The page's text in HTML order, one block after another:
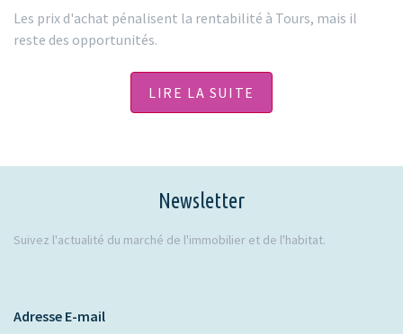
Les prix d'achat pénalisent la rentabilité à Tours, mais il
reste des opportunités.
LIRE LA SUITE
Newsletter
Suivez l'actualité du marché de l'immobilier et de l'habitat.
Adresse E-mail